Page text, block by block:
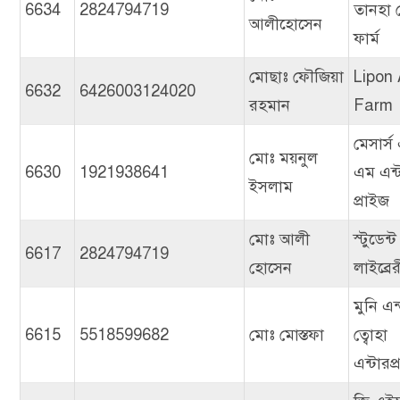
6634 2824794719
আলীহোসেন
তানহা
ফার্ম
6632 6426003124020
মোছাঃ ফৌজিয়া
রহমান
Lipon
Farm
6630 1921938641
মোঃ ময়নুল
ইসলাম
এম
প্রাইজ
6617 2824794719
মোঃ আলী
হোসেন
স্টুডেন্ট
6615 5518599682 মোঃ মোস্তফা
মুনি
ত্বোহা